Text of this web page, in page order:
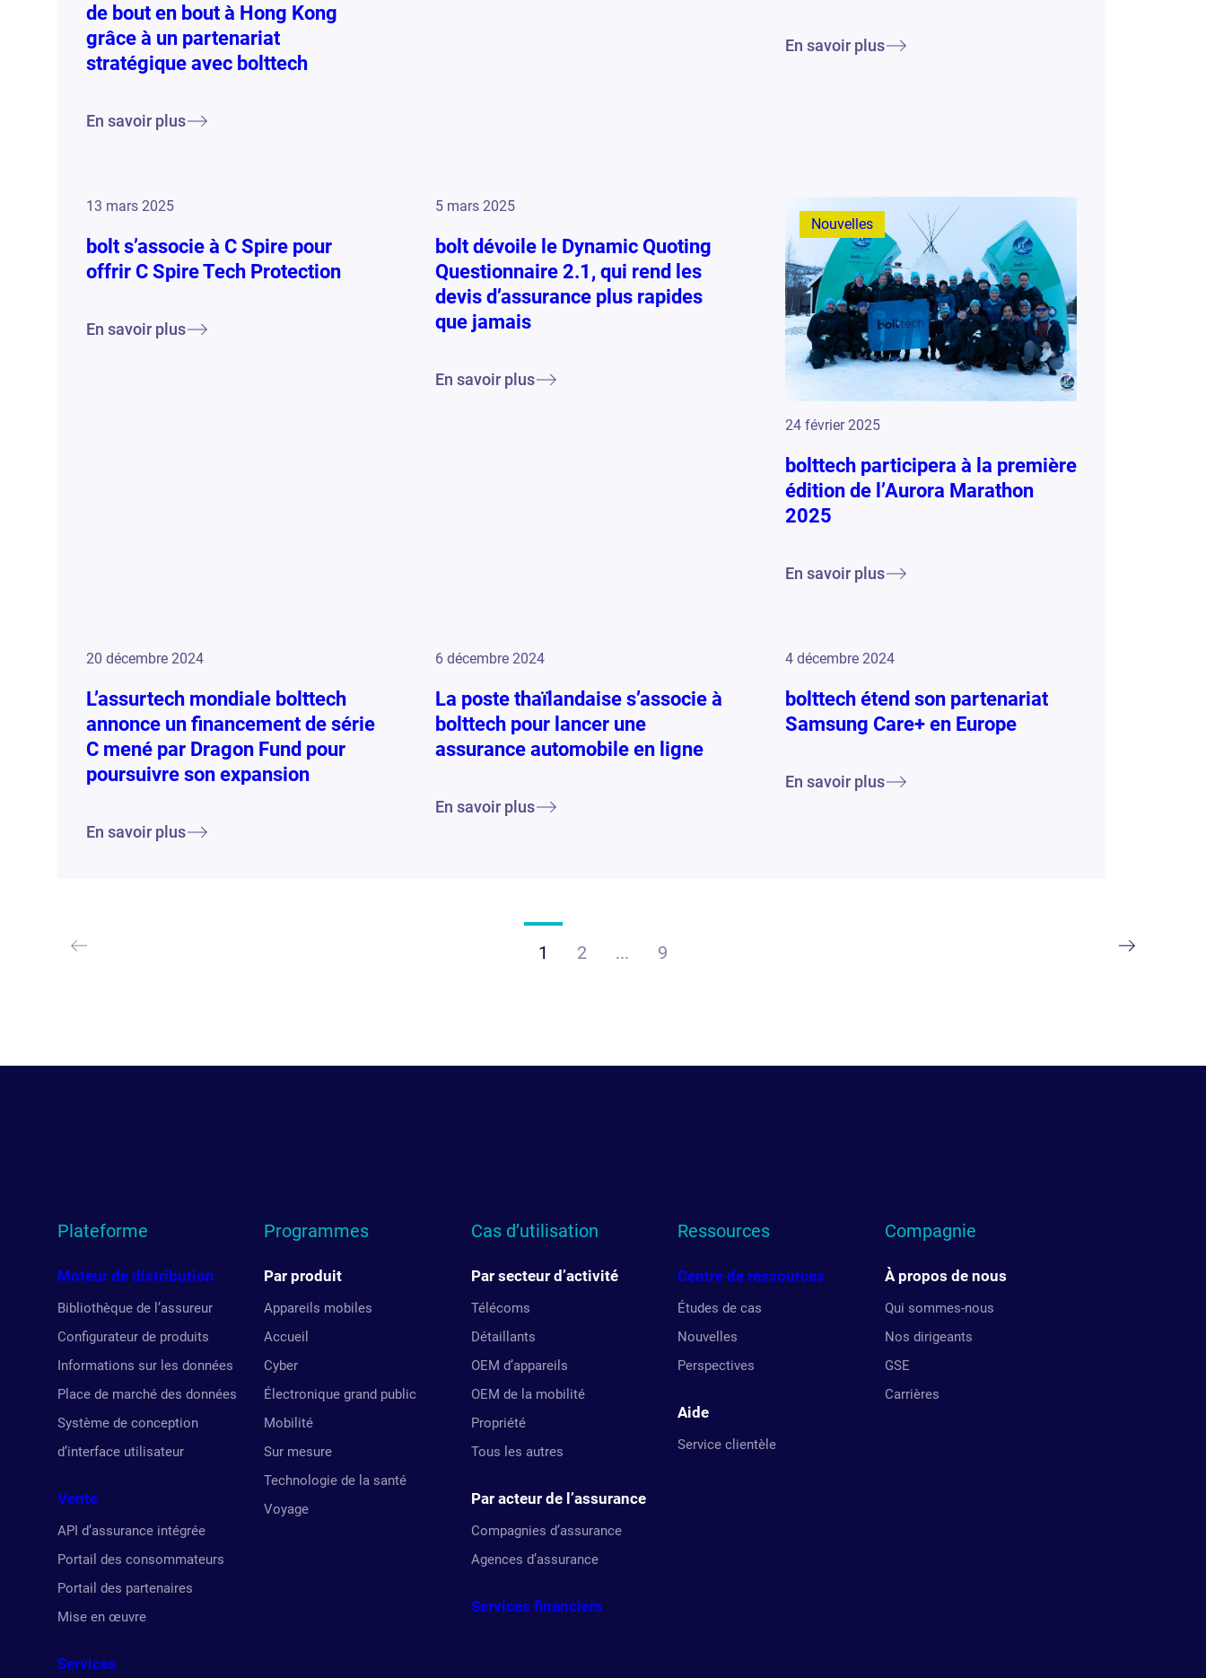
de bout en bout à Hong Kong
grâce à un partenariat
stratégique avec bolttech
En savoir plus
En savoir plus
13 mars 2025
bolt s’associe à C Spire pour
offrir C Spire Tech Protection
En savoir plus
5 mars 2025
bolt dévoile le Dynamic Quoting
Questionnaire 2.1, qui rend les
devis d’assurance plus rapides
que jamais
En savoir plus
Nouvelles
24 février 2025
bolttech participera à la première
édition de l’Aurora Marathon
2025
En savoir plus
20 décembre 2024
L’assurtech mondiale bolttech
annonce un financement de série
C mené par Dragon Fund pour
poursuivre son expansion
En savoir plus
6 décembre 2024
La poste thaïlandaise s’associe à
bolttech pour lancer une
assurance automobile en ligne
En savoir plus
4 décembre 2024
bolttech étend son partenariat
Samsung Care+ en Europe
En savoir plus
1 2 ... 9
Plateforme
Moteur de distribution
Bibliothèque de l’assureur
Configurateur de produits
Informations sur les données
Place de marché des données
Système de conception
d’interface utilisateur
Vente
API d’assurance intégrée
Portail des consommateurs
Portail des partenaires
Mise en œuvre
Services
Programmes
Par produit
Appareils mobiles
Accueil
Cyber
Électronique grand public
Mobilité
Sur mesure
Technologie de la santé
Voyage
Cas d’utilisation
Par secteur d’activité
Télécoms
Détaillants
OEM d’appareils
OEM de la mobilité
Propriété
Tous les autres
Par acteur de l’assurance
Compagnies d’assurance
Agences d’assurance
Services financiers
Ressources
Centre de ressources
Études de cas
Nouvelles
Perspectives
Aide
Service clientèle
Compagnie
À propos de nous
Qui sommes-nous
Nos dirigeants
GSE
Carrières